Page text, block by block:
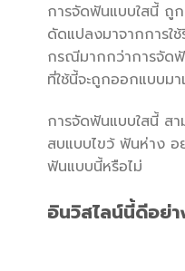
การจัดฟันแบบใสนี้ ถูก
ดัดแปลงมาจากการใ
กรณีมากกว่าการจัดฟั
ที่ใช้นี้จะถูกออกแบบม
การจัดฟันแบบใสนี้ ส
สบแบบไขว้ ฟันห่าง
ฟันแบบนี้หรือไม่
อินวิสไลน์นี้ดีอย่า